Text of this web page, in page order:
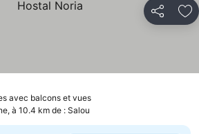
Partager
avec balcons et vuesConsulter les prix
à 10.4 km de : Salou